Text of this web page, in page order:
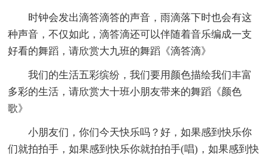
时钟会发出滴答滴答的声音，雨滴落下时也会有这
种声音，不仅如此，滴答滴还可以伴随着音乐编成一支
好看的舞蹈，请欣赏大九班的舞蹈《滴答滴》
我们的生活五彩缤纷，我们要用颜色描绘我们丰富
多彩的生活，请欣赏大十班小朋友带来的舞蹈《颜色
歌》
小朋友们，你们今天快乐吗？好，如果感到快乐你
们就拍拍手，如果感到快乐你就拍拍手(唱)，如果感到快